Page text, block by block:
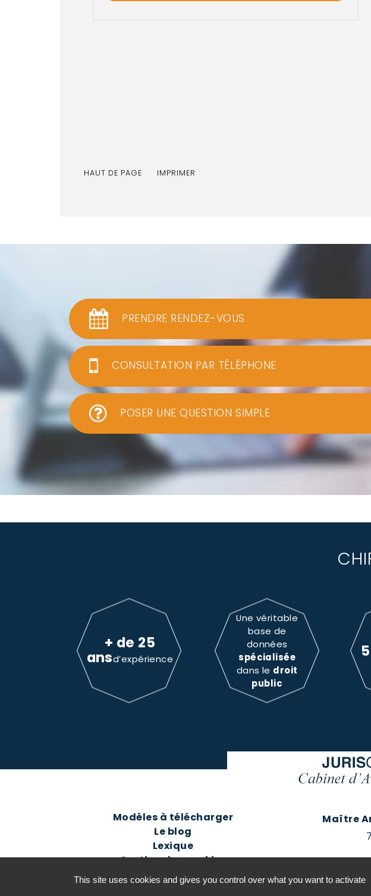
HAUT DE PAGE IMPRIMER
PRENDRE RENDEZ-VOUS
CONSULTATION PAR TÉLÉPHONE
POSER UNE QUESTION SIMPLE
+ de 25
ansd’expérience
Une véritable
base de
données
spécialisée
dans le droit
public
Modèles à télécharger
Le blog
Lexique
Gestion des cookies
Maître
©2016-26 Jurisconsulte - Tous droits réservés -
This site uses cookies and gives you control over what you want to activate